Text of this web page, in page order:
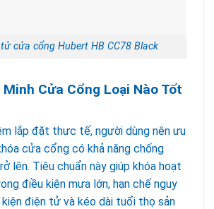
cửa cổng Hubert HB CC78 Black
Cửa Cổng Loại Nào Tốt
lắp đặt thực tế, người dùng nên ưu
cửa cổng có khả năng chống
lên. Tiêu chuẩn này giúp khóa hoạt
điều kiện mưa lớn, hạn chế nguy
điện tử và kéo dài tuổi thọ sản